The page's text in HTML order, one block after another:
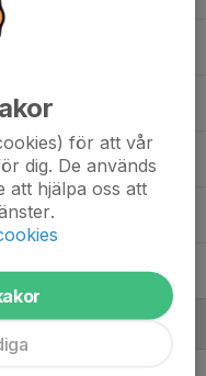
för att vår
dig. De används
att hjälpa oss att